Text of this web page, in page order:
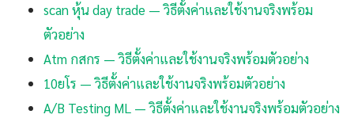
scan หุ้น day trade — วิธีตั้งค่าและใช้งานจริงพร้อม
ตัวอย่าง
Atm กสกร — วิธีตั้งค่าและใช้งานจริงพร้อมตัวอย่าง
10ยโร — วิธีตั้งค่าและใช้งานจริงพร้อมตัวอย่าง
A/B Testing ML — วิธีตั้งค่าและใช้งานจริงพร้อมตัวอย่าง